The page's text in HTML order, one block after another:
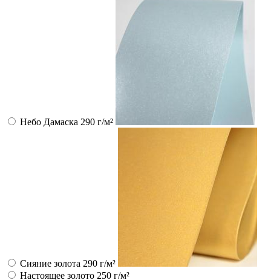
Небо Дамаска 290 г/м²
Сияние золота 290 г/м²
Настоящее золото 250 г/м²